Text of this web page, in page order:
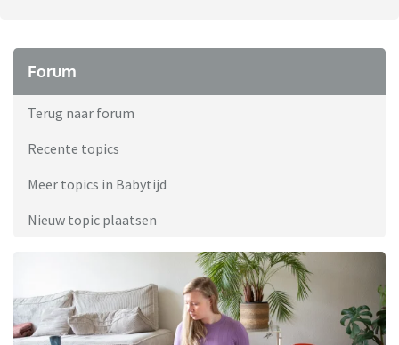
Forum
Terug naar forum
Recente topics
Meer topics in Babytijd
Nieuw topic plaatsen